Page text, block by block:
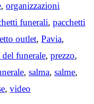
, organizzazioni
funerali, pacchetti
outlet, Pavia,
del funerale, prezzo,
, salma, salme,
, video